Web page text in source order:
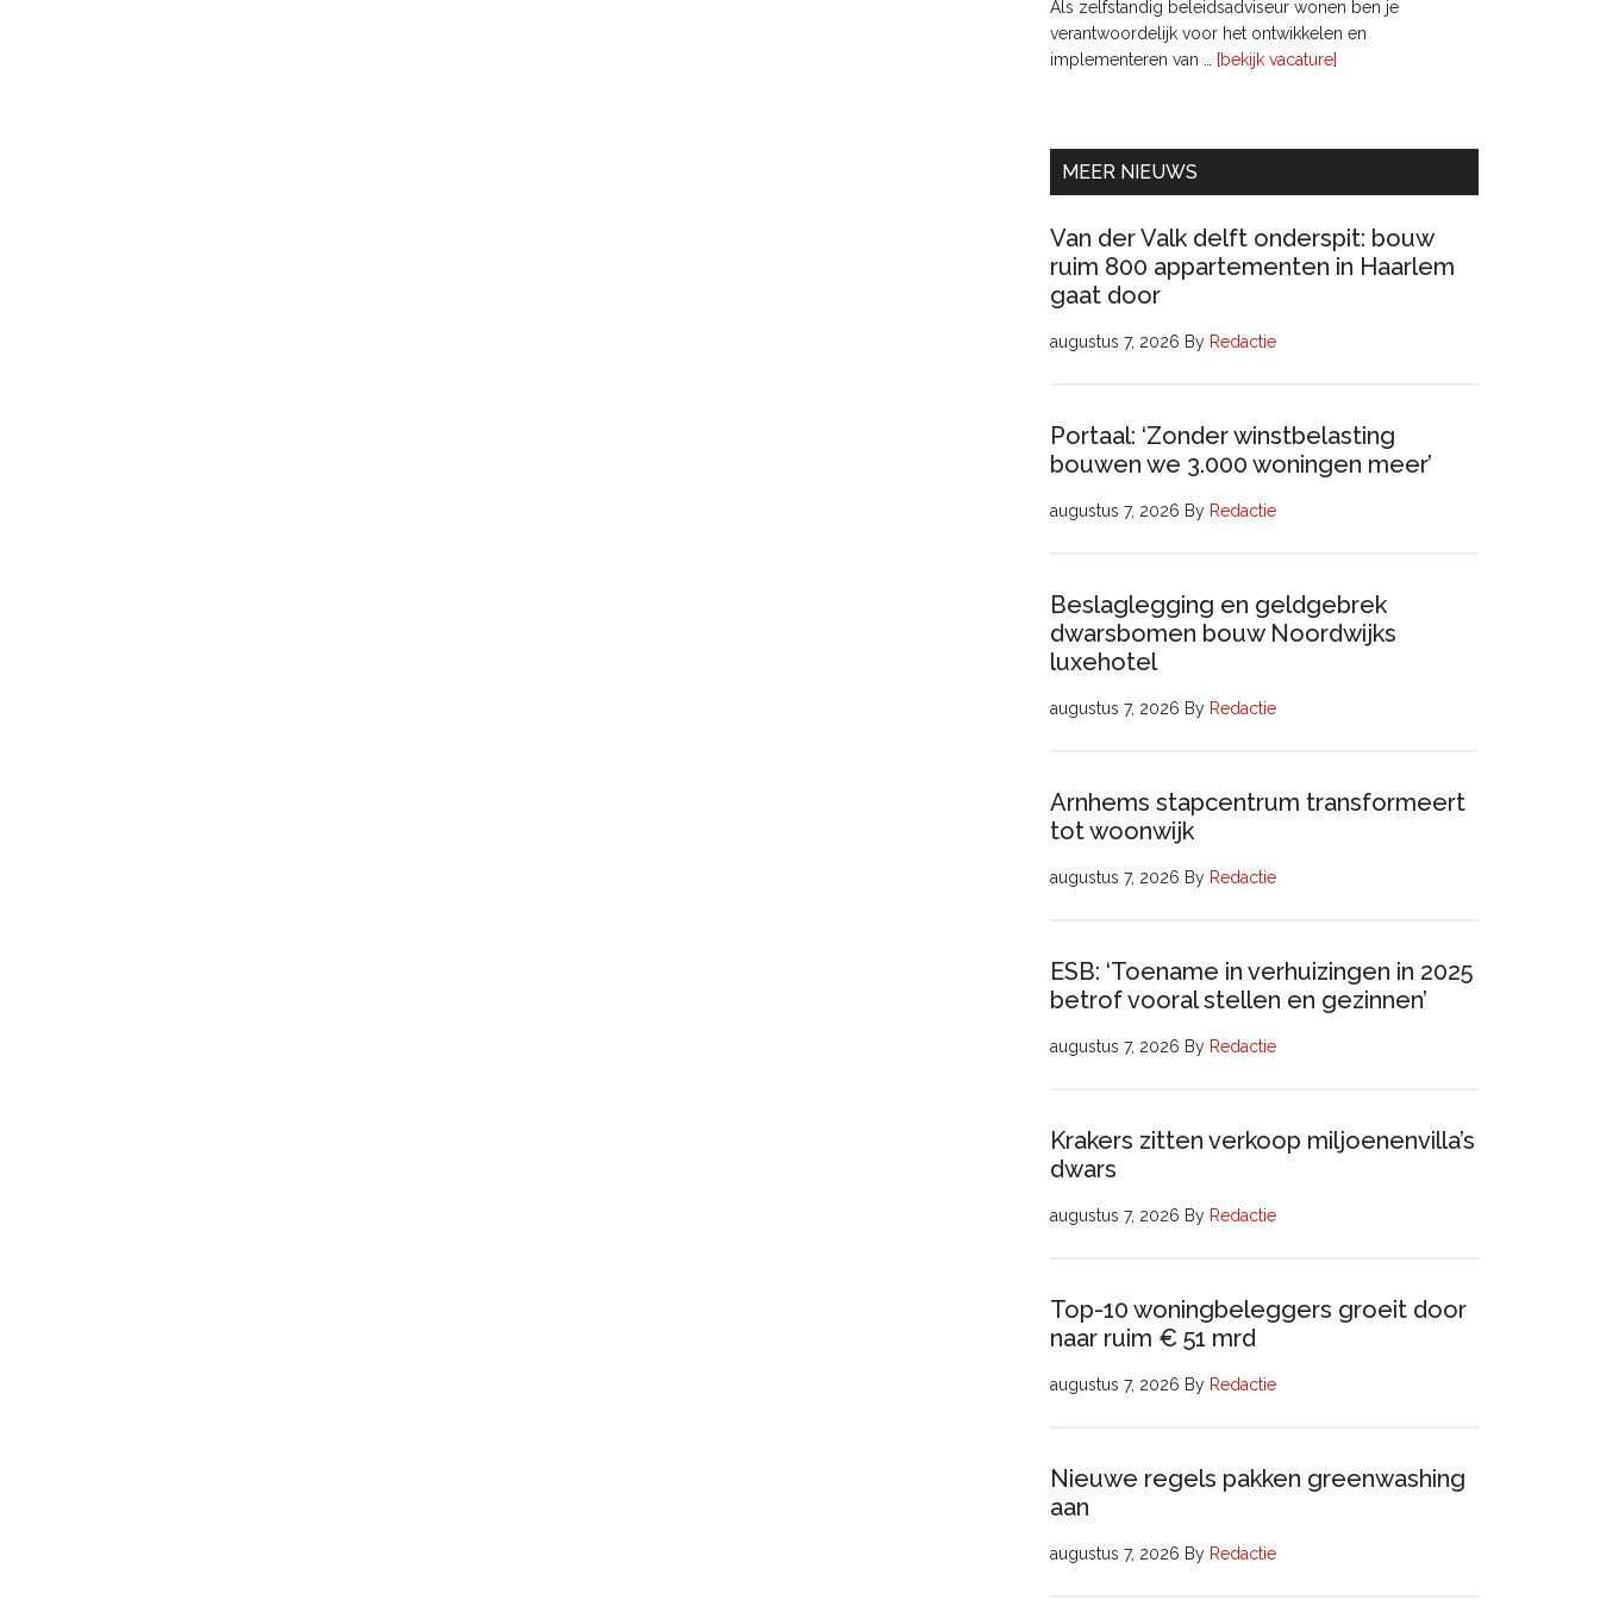
Als zelfstandig beleidsadviseur wonen ben je
verantwoordelijk voor het ontwikkelen en
implementeren van …
[bekijk vacature]
MEER NIEUWS
Van der Valk delft onderspit: bouw
ruim 800 appartementen in Haarlem
gaat door
augustus 7, 2026 By Redactie
Portaal: ‘Zonder winstbelasting
bouwen we 3.000 woningen meer’
augustus 7, 2026 By Redactie
Beslaglegging en geldgebrek
dwarsbomen bouw Noordwijks
luxehotel
augustus 7, 2026 By Redactie
Arnhems stapcentrum transformeert
tot woonwijk
augustus 7, 2026 By Redactie
ESB: ‘Toename in verhuizingen in 2025
betrof vooral stellen en gezinnen’
augustus 7, 2026 By Redactie
Krakers zitten verkoop miljoenenvilla’s
dwars
augustus 7, 2026 By Redactie
Top-10 woningbeleggers groeit door
naar ruim € 51 mrd
augustus 7, 2026 By Redactie
Nieuwe regels pakken greenwashing
aan
augustus 7, 2026 By Redactie